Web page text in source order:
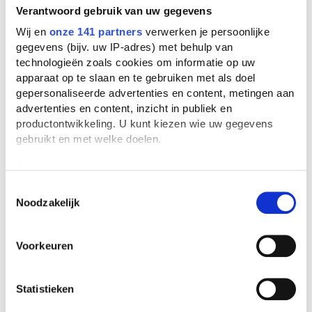
Verantwoord gebruik van uw gegevens
Wij en onze 141 partners verwerken je persoonlijke
gegevens (bijv. uw IP-adres) met behulp van
technologieën zoals cookies om informatie op uw
apparaat op te slaan en te gebruiken met als doel
gepersonaliseerde advertenties en content, metingen aan
advertenties en content, inzicht in publiek en
productontwikkeling. U kunt kiezen wie uw gegevens
gebruikt en met welke doelen.
Als u het toestaat, willen we ook graag:
locatie, die tot een paar meter nauwkeurig kan zijn
scannen op specifieke eigenschappen (fingerprinting)
Lees meer over hoe uw persoonlijke gegevens worden
U kunt uw toestemming op elk moment wijzigen of
intrekken in de Cookieverklaring.
Noodzakelijk
Voorkeuren
Statistieken
dog with the diamond ends up with some
criminals who play in the film also.
Help je medescholieren!
Deel jouw samenvattingen.
verslag!
persoonlijke leeslijsten of te